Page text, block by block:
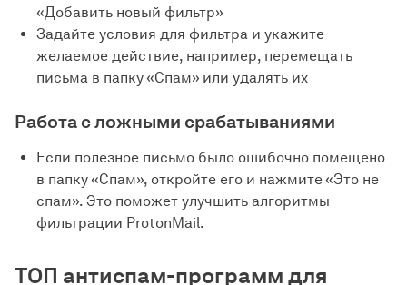
«Добавить новый фильтр»
Задайте условия для фильтра и укажите
желаемое действие, например, перемещать
письма в папку «Спам» или удалять их
Работа с ложными срабатываниями
Если полезное письмо было ошибочно помещено
в папку «Спам», откройте его и нажмите «Это не
спам». Это поможет улучшить алгоритмы
фильтрации ProtonMail.
ТОП антиспам-программ для